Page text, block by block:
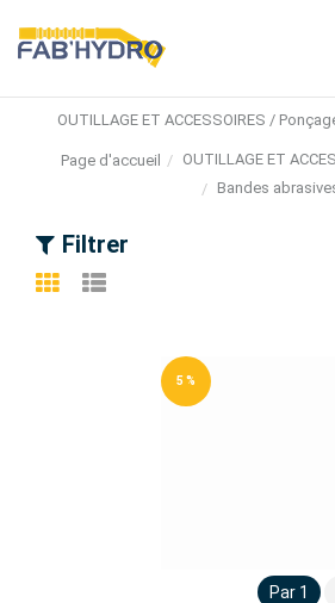
OUTILLAGE ET ACCESSOIRES /
Page d'accueil OUTILLAGE ET
Bandes
Filtrer
5 %
Par 1